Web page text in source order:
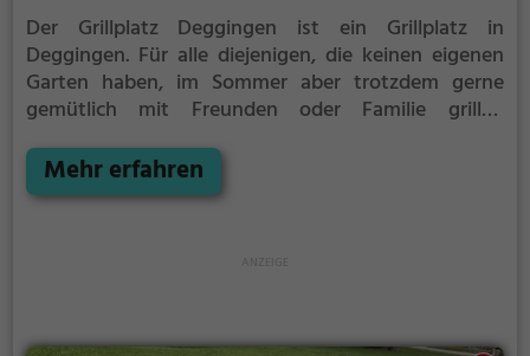
Der Grillplatz Deggingen ist ein Grillplatz in
Deggingen. Für alle diejenigen, die keinen eigenen
Garten haben, im Sommer aber trotzdem gerne
gemütlich mit Freunden oder Familie grillen
große Vorteil des Grillplatzes: keine Nachbarn. Hier
kann eine Feier ruhig auch mal bis spät in die Nacht
Mehr erfahren